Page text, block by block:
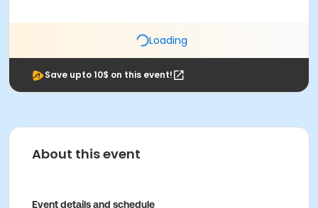
Loading
Save upto 10$ on this event!
About this event
Event details and schedule